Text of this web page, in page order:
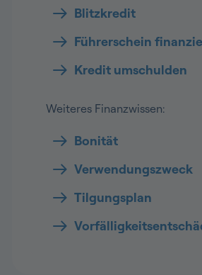
Blitzkredit
Führerschein
Kredit umschulden
Weiteres Finanzwissen:
Bonität
Verwendungszweck
Tilgungsplan